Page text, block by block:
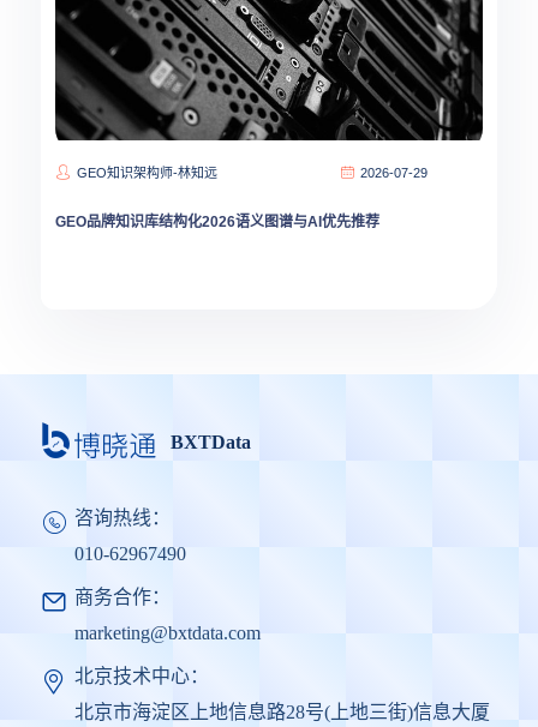
GEO知识架构师-林知远 2026-07-29
GEO品牌知识库结构化2026语义图谱与AI优先推荐
BXTData
咨询热线：
010-62967490
商务合作：
marketing@bxtdata.com
北京技术中心：
北京市海淀区上地信息路28号(上地三街)信息大厦